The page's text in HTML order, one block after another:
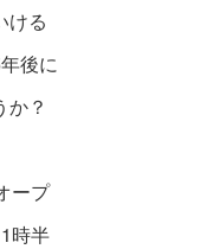
ける
後に
か？
ープ
時半